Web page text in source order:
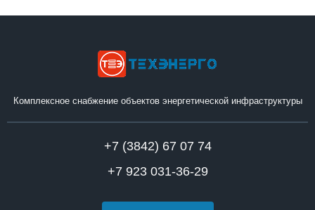
Комплексное снабжение объектов энергетической инфраструктуры
+7 (3842) 67 07 74
+7 923 031-36-29